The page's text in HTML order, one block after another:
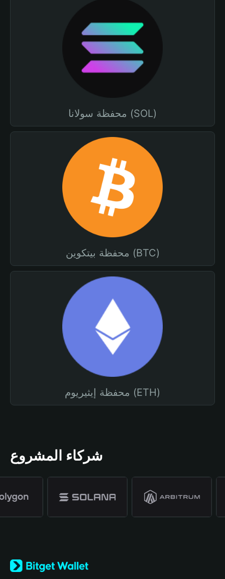
محفظة سولانا (SOL)
محفظة بيتكوين (BTC)
محفظة إيثيريوم (ETH)
شركاء المشروع